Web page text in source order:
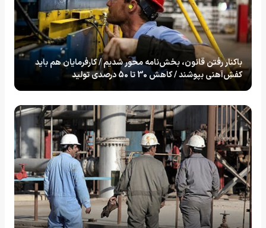
باکنار رفتن قانون، بخش‌نامه محور شدیم / کارفرمایان هم باید
کفش‌ِآهنی بپوشند / کاهش 30 تا 50 درصدی تولید